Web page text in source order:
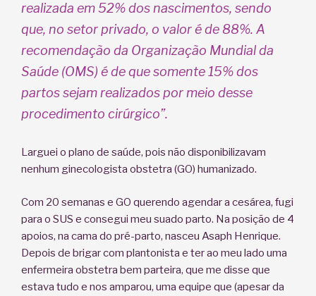
realizada em 52% dos nascimentos, sendo
que, no setor privado, o valor é de 88%. A
recomendação da Organização Mundial da
Saúde (OMS) é de que somente 15% dos
partos sejam realizados por meio desse
procedimento cirúrgico”.
Larguei o plano de saúde, pois não disponibilizavam
nenhum ginecologista obstetra (GO) humanizado.
Com 20 semanas e GO querendo agendar a cesárea, fugi
para o SUS e consegui meu suado parto. Na posição de 4
apoios, na cama do pré-parto, nasceu Asaph Henrique.
Depois de brigar com plantonista e ter ao meu lado uma
enfermeira obstetra bem parteira, que me disse que
estava tudo e nos amparou, uma equipe que (apesar da